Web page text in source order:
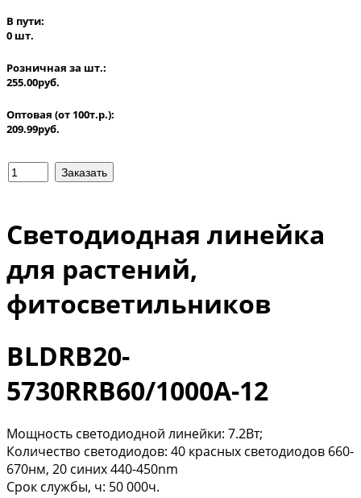
В пути:
0 шт.
Розничная за шт.:
255.00руб.
Оптовая (от 100т.р.):
209.99руб.
Светодиодная линейка
для растений,
фитосветильников
BLDRB20-
5730RRB60/1000A-12
Мощность светодиодной линейки: 7.2Вт;
Количество светодиодов: 40 красных светодиодов 660-
670нм, 20 синих 440-450nm
Срок службы, ч: 50 000ч.